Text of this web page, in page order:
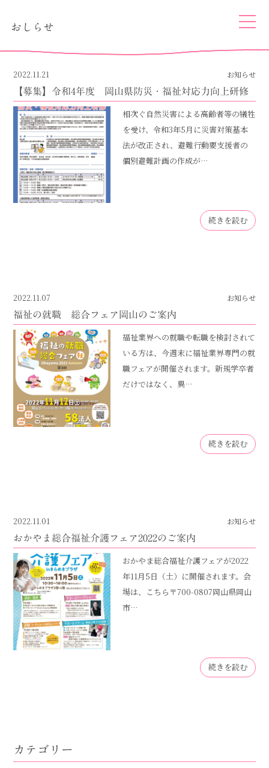
おしらせ
2022.11.21 お知らせ
【募集】令和4年度 岡山県防災・福祉対応力向上研修
相次ぐ自然災害による高齢者等の犠牲
を受け、令和3年5月に災害対策基本
法が改正され、避難行動要支援者の
個別避難計画の作成が…
続きを読む
2022.11.07 お知らせ
福祉の就職 総合フェア岡山のご案内
福祉業界への就職や転職を検討されて
いる方は、今週末に福祉業界専門の就
職フェアが開催されます。新規学卒者
だけではなく、異…
続きを読む
2022.11.01 お知らせ
おかやま総合福祉介護フェア2022のご案内
おかやま総合福祉介護フェアが2022
年11月5日（土）に開催されます。会
場は、こちら〒700-0807岡山県岡山
市…
続きを読む
カテゴリー